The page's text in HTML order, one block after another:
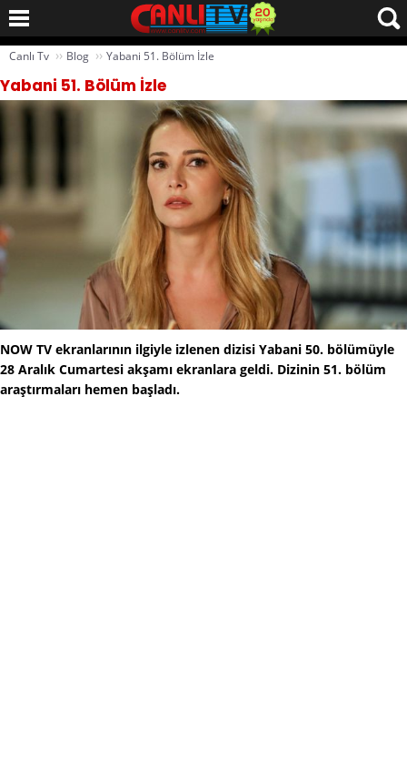
Canlı Tv ›› Blog ›› Yabani 51. Bölüm İzle
Yabani 51. Bölüm İzle
NOW TV ekranlarının ilgiyle izlenen dizisi Yabani 50. bölümüyle
28 Aralık Cumartesi akşamı ekranlara geldi. Dizinin 51. bölüm
araştırmaları hemen başladı.